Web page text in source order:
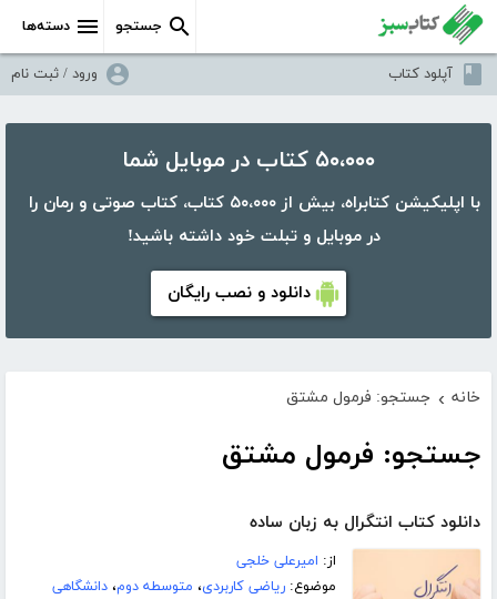
دسته‌ها جستجو
آپلود کتاب ورود / ثبت نام
۵۰،۰۰۰ کتاب در موبایل شما
با اپلیکیشن کتابراه، بیش از ۵۰،۰۰۰ کتاب، کتاب صوتی و رمان را
در موبایل و تبلت خود داشته باشید!
دانلود و نصب رایگان
خانه › جستجو: فرمول مشتق
جستجو: فرمول مشتق
دانلود کتاب انتگرال به زبان ساده
از: امیرعلی خلجی
موضوع:ریاضی کاربردی، متوسطه دوم،دانشگاهی